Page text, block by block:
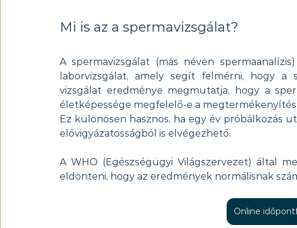
Mi is az a spermavizsgálat?
A spermavizsgálat (más néven
laborvizsgálat, amely segít felmérni, hogy a
vizsgálat eredménye megmutatja, hogy a
életképessége megfelelő-e a
Ez különösen hasznos, ha egy év próbálkozás
elővigyázatosságból is elvégezhető.
A WHO (Egészségügyi Világszervezet) által
eldönteni, hogy az eredmények normálisnak
Online